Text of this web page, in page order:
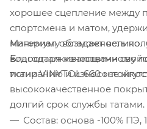
хорошее сцепление между
спортсмена и матом,
минимуму возможность
Благодаря качественному
ткани VINYTOL 660 «не
Материал обладает
водоотталкивающими
истиранию и
высококачественное
долгий срок службы татами.
Состав: основа -100% ПЭ,